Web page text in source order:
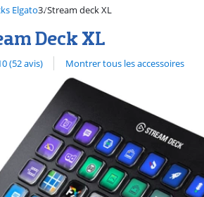
Elgato Stream deck XL
Deck XL
basée sur 52 avis.
(52 avis) Montrer tous les accessoires